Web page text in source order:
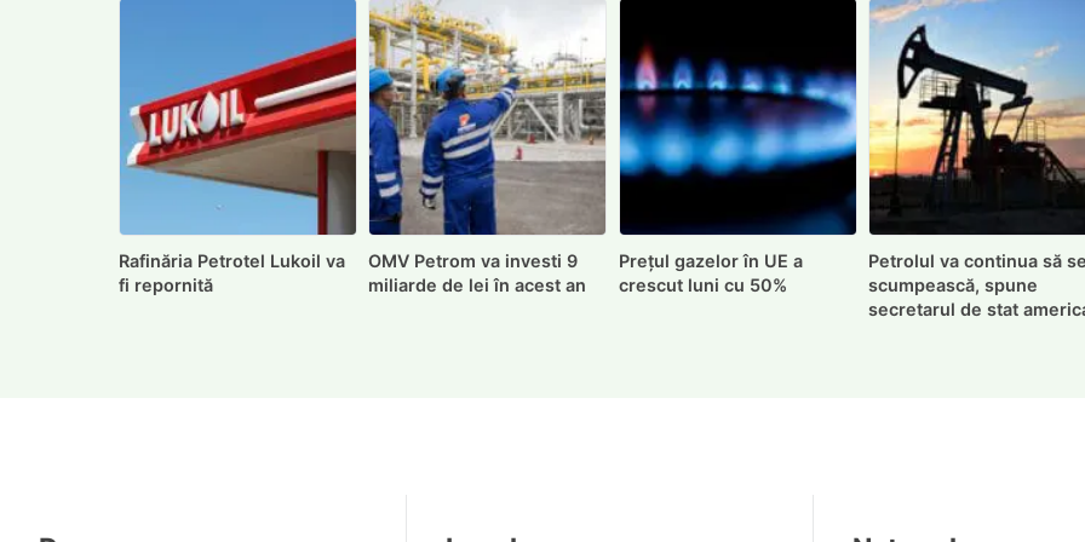
Rafinăria Petrotel Lukoil va
fi repornită
OMV Petrom va investi 9
miliarde de lei în acest an
Prețul gazelor în UE a
crescut luni cu 50%
Petrolul va continua să
scumpească, spune
secretarul de stat